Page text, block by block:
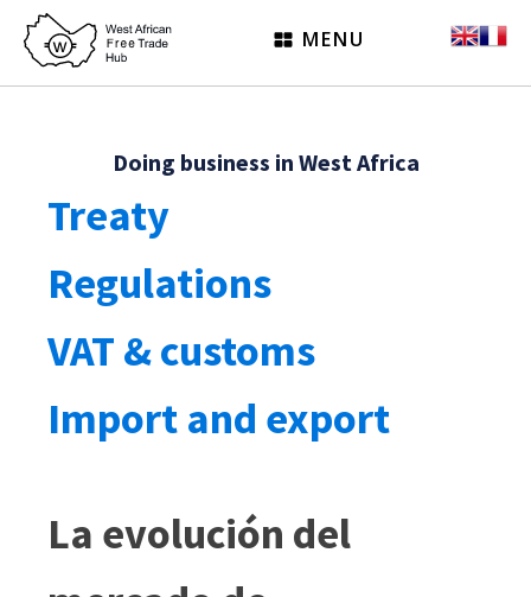
MENU
Doing business in West Africa
Treaty
Regulations
VAT & customs
Import and export
La evolución del